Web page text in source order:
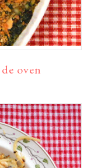
oven